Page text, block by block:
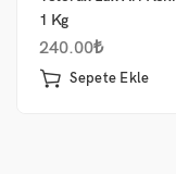
1 Kg
240.00₺
Sepete Ekle